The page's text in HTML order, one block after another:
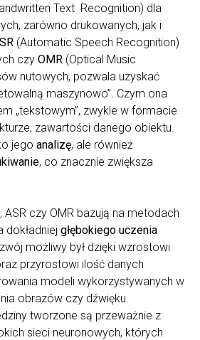
Text Recognition) dla
zarówno drukowanych, jak i
(Automatic Speech Recognition)
czy OMR (Optical Music
nutowych, pozwala uzyskać
maszynowo”. Czym ona
„tekstowym”, zwykle w formacie
zawartości danego obiektu.
jego analizę, ale również
, co znacznie zwiększa
ASR czy OMR bazują na metodach
dokładniej głębokiego uczenia
możliwy był dzięki wzrostowi
przyrostowi ilość danych
modeli wykorzystywanych w
obrazów czy dźwięku.
tworzone są przeważnie z
sieci neuronowych, których